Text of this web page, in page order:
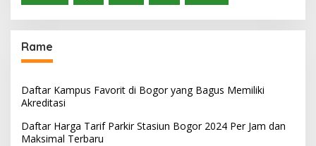
Rame
Daftar Kampus Favorit di Bogor yang Bagus Memiliki
Akreditasi
Daftar Harga Tarif Parkir Stasiun Bogor 2024 Per Jam dan
Maksimal Terbaru